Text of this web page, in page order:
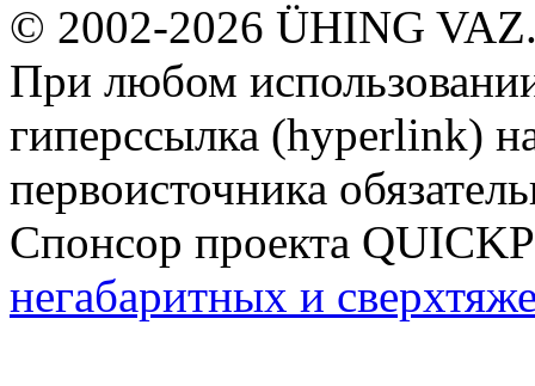
© 2002-2026 ÜHING
При любом
гиперссылка (hyperlink)
первоисточника
Спонсор проекта
негабаритных и